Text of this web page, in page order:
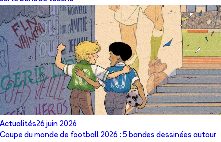
Actualités26 juin 2026
Coupe du monde de football 2026 : 5 bandes dessinées autour